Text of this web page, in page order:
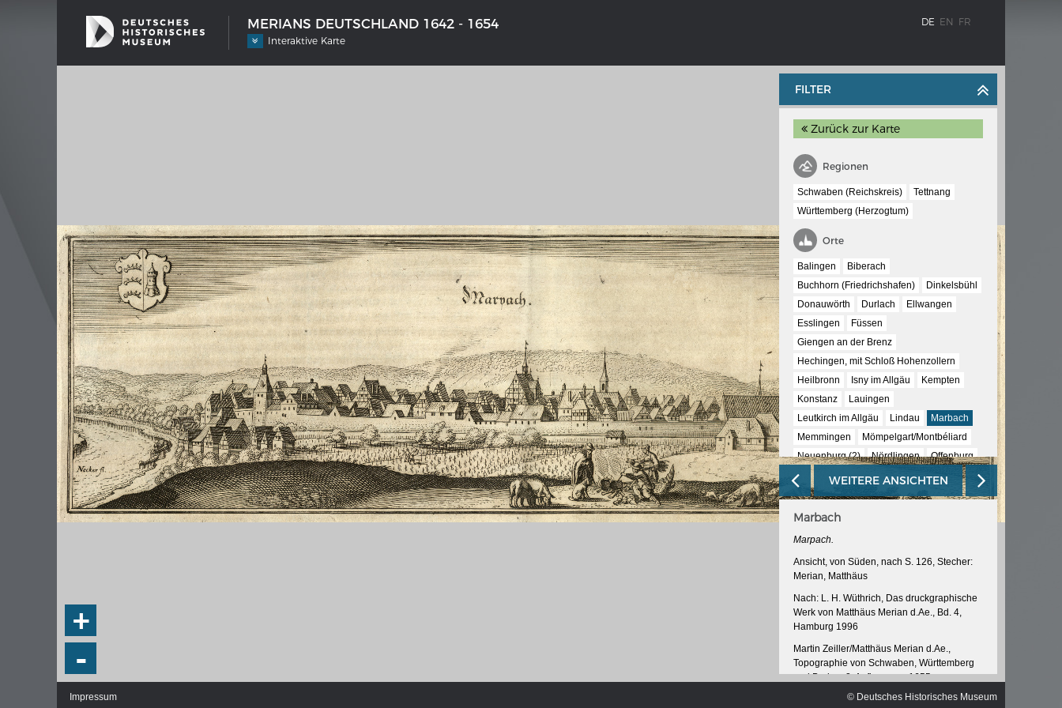
MERIANS DEUTSCHLAND 1642 - 1654
Interaktive Karte
DE EN FR
SCHIFFSTYPEN
Entwicklungen im europäischen
Schiffbau
MERIANS DEUTSCHLAND 1642 - 1654
Interaktive Karte
Bildergalerie Topographia Germaniae
Impressum
Wissenswert
DER RHEIN VON BASEL BIS KOBLENZ
Ganz neue Vorstellung des Rheinstroms
Details der historischen Rheinkarte
Deutsch-französische Geschichte am
Rhein
Chronologie der deutsch-französischen
Geschichte
KAISER KARL V.
Karls V.
Politische Ziele der Fraktionen
+
-
FILTER
Zurück zur Karte
Regionen
Schwaben (Reichskreis)
Tettnang
Württemberg (Herzogtum)
Orte
Balingen
Biberach
Buchhorn (Friedrichshafen)
Dinkelsbühl
Donauwörth
Durlach
Ellwangen
Esslingen
Füssen
Giengen an der Brenz
Hechingen, mit Schloß Hohenzollern
Heilbronn
Isny im Allgäu
Kempten
Konstanz
Lauingen
Leutkirch im Allgäu
Lindau
Marbach
Memmingen
Mömpelgart/Montbéliard
Neuenburg (2)
Nördlingen
Offenburg
Pforzheim
Rain am Lech
Rottweil
Schaffhausen
Schwäbisch Gmünd
Schwäbisch Hall
WEITERE ANSICHTEN
Marbach
Marpach.
Ansicht, von Süden, nach S. 126, Stecher:
Merian, Matthäus
Nach: L. H. Wüthrich, Das druckgraphische
Werk von Matthäus Merian d.Ae., Bd. 4,
Hamburg 1996
Martin Zeiller/Matthäus Merian d.Ae.,
Topographie von Schwaben, Württemberg
und Baden, 2. Auflage, um 1655
InventarNr: RA 52/5038 -21<2>
Impressum © Deutsches Historisches Museum